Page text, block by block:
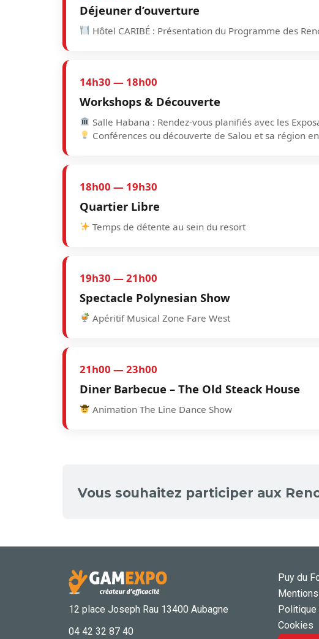
Déjeuner d’ouverture
Hôtel CARIBÉ : Présentation du Programme des
14h30 — 18h00
Workshops & Découverte
Salle Habana : Rendez-vous planifiés avec les
Conférences ou découverte de Salou et sa région
18h00 — 19h30
Quartier Libre
Temps de détente au sein du resort
19h30 — 21h00
Spectacle Polynesian Show
Apéritif Musical Zone Fare West
21h00 — 23h00
Diner Barbecue – The Old Steack House
Animation The Line Dance Show
Vous souhaitez participer aux
12 place Joseph Rau 13400 Aubagne
04 42 32 87 40
Puy du
Cookies